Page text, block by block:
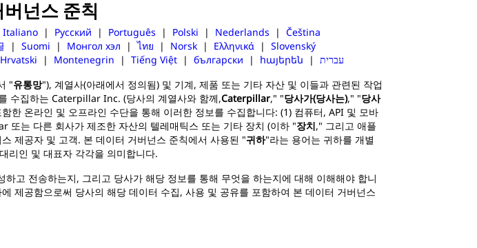
넌스 준칙
Italiano| Русский | Português | Polski | Nederlands | Čeština
| Suomi | Монгол хэл |ไทย | Norsk| Ελληνικά| Slovenský
Hrvatski | Montenegrin | Tiếng Việt| български | հայերեն | עברית
"유통망"), 계열사(아래에서 정의됨) 및 기계, 제품 또는 기타 자산 및 이들과 관련된 작업
수집하는 Caterpillar Inc. (당사의 계열사와 함께,Caterpillar," "당사가(당사는)," "당사
한 온라인 및 오프라인 수단을 통해 이러한 정보를 수집합니다: (1) 컴퓨터, API 및 모바
또는 다른 회사가 제조한 자산의 텔레매틱스 또는 기타 장치 (이하 "장치," 그리고 애플
제공자 및 고객. 본 데이터 거버넌스 준칙에서 사용된 "귀하"라는 용어는 귀하를 개별
리인 및 대표자 각각을 의미합니다.
고 전송하는지, 그리고 당사가 해당 정보를 통해 무엇을 하는지에 대해 이해해야 합니
제공함으로써 당사의 해당 데이터 수집, 사용 및 공유를 포함하여 본 데이터 거버넌스